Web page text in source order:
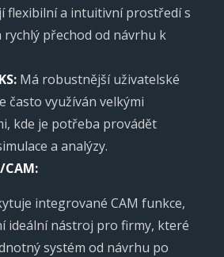
flexibilní a intuitivní prostředí s
rychlý přechod od návrhu k
Má robustnější uživatelské
často využíván velkými
kde je potřeba provádět
a analýzy.
CAM:
integrované CAM funkce,
ideální nástroj pro firmy, které
systém od návrhu po